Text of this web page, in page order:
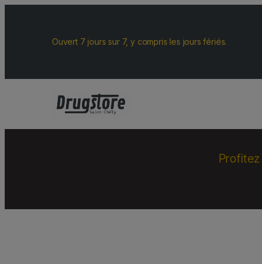
Ouvert 7 jours sur 7, y compris les jours fériés.